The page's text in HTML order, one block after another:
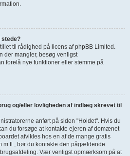
stede?
til rådighed på licens af phpBB Limited.
der mangler, besøg venligst
forelå nye funktioner eller stemme på
og/eller lovligheden af indlæg skrevet til
anført på siden "Holdet". Hvis du
du forsøge at kontakte ejeren af domænet
afvikles hos en af de mange gratis
m.fl., bør du kontakte den pågældende
Vær venligst opmærksom på at